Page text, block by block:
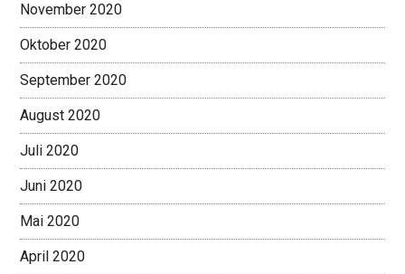
November 2020
Oktober 2020
September 2020
August 2020
Juli 2020
Juni 2020
Mai 2020
April 2020